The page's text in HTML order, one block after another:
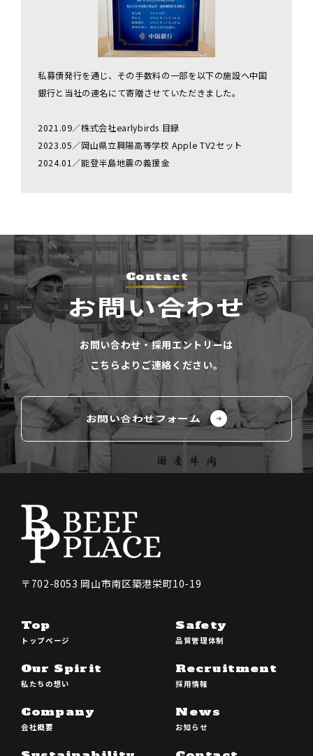
私募債発行を通じ、その手数料の一部を以下の施設へ中国
銀行と当社の連名にて寄贈させていただきました。
2021.09／株式会社earlybirds 目録
2023.05／岡山県立興陽高等学校 Apple TV2セット
2024.01／能登半島地震の義援金
Contact
お問い合わせ
お問い合わせ・採⽤エントリーは
こちらよりご連絡ください。
お問い合わせフォーム
〒702-8053 岡⼭市南区築港栄町10-19
Top
トップページ
Our Spirit
私たちの想い
Company
会社概要
Safety
品質管理体制
Recruitment
採⽤情報
News
お知らせ